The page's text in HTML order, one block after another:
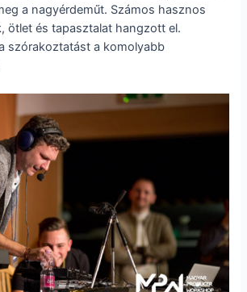
a nagyérdeműt. Számos hasznos
ötlet és tapasztalat hangzott el.
szórakoztatást a komolyabb